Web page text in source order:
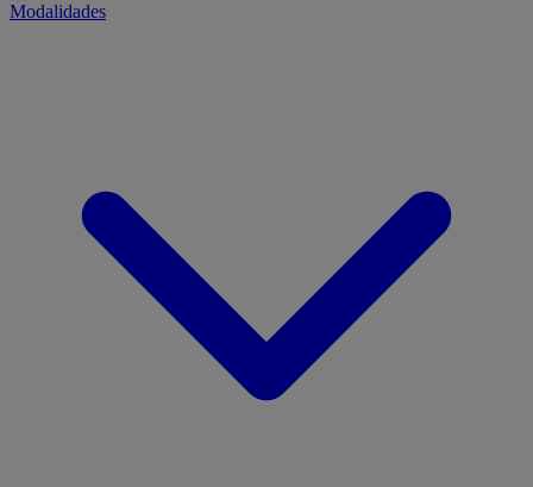
Modalidades